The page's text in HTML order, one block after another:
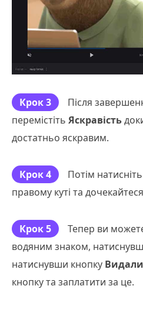
Крок 3
Після
перемістіть Яскравість
достатньо яскравим.
Крок 4 Потім натисніть
правому куті та
Крок 5
Тепер ви
водяним знаком,
натиснувши кнопку
кнопку та заплатити за це.